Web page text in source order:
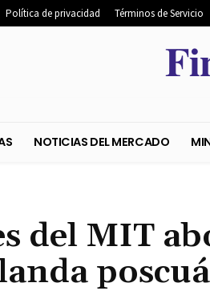
Política de privacidad Términos de Servicio
del MIT